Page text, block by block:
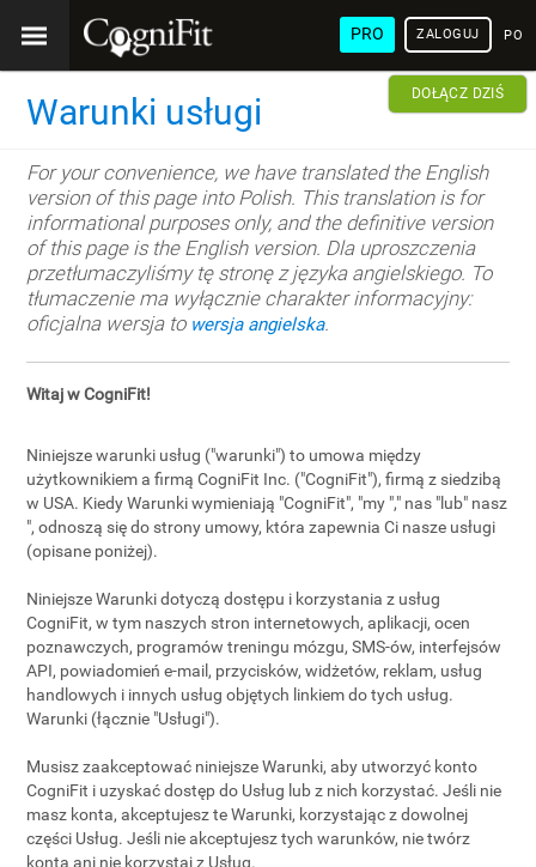
PRO ZALOGUJ
DOŁĄCZ DZIŚ
Warunki usługi
For your convenience, we have translated the English
version of this page into Polish. This translation is for
informational purposes only, and the definitive version
of this page is the English version. Dla uproszczenia
przetłumaczyliśmy tę stronę z języka angielskiego. To
tłumaczenie ma wyłącznie charakter informacyjny:
oficjalna wersja to wersja angielska.
Witaj w CogniFit!
Niniejsze warunki usług ("warunki") to umowa między
użytkownikiem a firmą CogniFit Inc. ("CogniFit"), firmą z siedzibą
w USA. Kiedy Warunki wymieniają "CogniFit", "my "," nas "lub" nasz
", odnoszą się do strony umowy, która zapewnia Ci nasze usługi
(opisane poniżej).
Niniejsze Warunki dotyczą dostępu i korzystania z usług
CogniFit, w tym naszych stron internetowych, aplikacji, ocen
poznawczych, programów treningu mózgu, SMS-ów, interfejsów
API, powiadomień e-mail, przycisków, widżetów, reklam, usług
handlowych i innych usług objętych linkiem do tych usług.
Warunki (łącznie "Usługi").
Musisz zaakceptować niniejsze Warunki, aby utworzyć konto
CogniFit i uzyskać dostęp do Usług lub z nich korzystać. Jeśli nie
masz konta, akceptujesz te Warunki, korzystając z dowolnej
części Usług. Jeśli nie akceptujesz tych warunków, nie twórz
konta ani nie korzystaj z Usług.